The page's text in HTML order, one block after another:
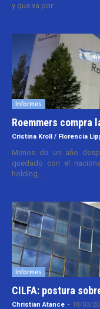
y que va por...
Informes
Roemmers compra
Cristina Kroll / Florencia
Menos de un año
quedado con el
holding....
Informes
CILFA: postura
Christian Atance - 18/03/